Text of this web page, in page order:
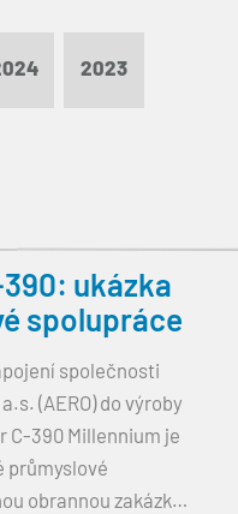
2023
ukázka
spolupráce
společnosti
(AERO) do výroby
C-390 Millennium je
průmyslové
obrannou zakázkou